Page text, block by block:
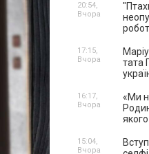
20:54,
Вчора
тата
17:15,
Вчора
«Ми
16:17,
Вчора
15:04,
Вчора